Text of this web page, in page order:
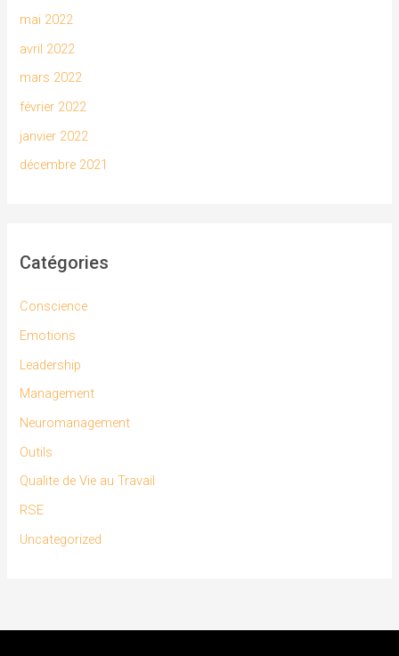
mai 2022
avril 2022
mars 2022
février 2022
janvier 2022
décembre 2021
Catégories
Conscience
Emotions
Leadership
Management
Neuromanagement
Outils
Qualite de Vie au Travail
RSE
Uncategorized